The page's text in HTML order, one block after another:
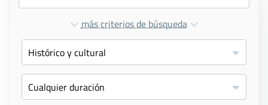
más criterios de búsqueda